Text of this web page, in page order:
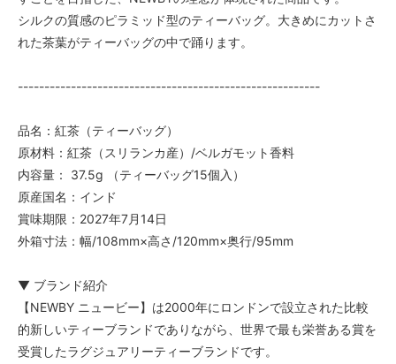
シルクの質感のピラミッド型のティーバッグ。大きめにカットさ
れた茶葉がティーバッグの中で踊ります。
---------------------------------------------------------
品名：紅茶（ティーバッグ）
原材料：紅茶（スリランカ産）/ベルガモット香料
内容量： 37.5g （ティーバッグ15個入）
原産国名：インド
賞味期限：2027年7月14日
外箱寸法：幅/108mm×高さ/120mm×奥行/95mm
▼ ブランド紹介
【NEWBY ニュービー】は2000年にロンドンで設立された比較
的新しいティーブランドでありながら、世界で最も栄誉ある賞を
受賞したラグジュアリーティーブランドです。